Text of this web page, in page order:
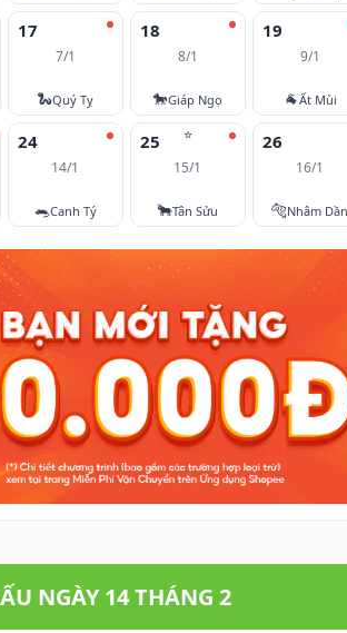
17
7/1
🐍Quý Tỵ
18
8/1
🐎Giáp Ngọ
19
9/1
🐐Ất Mùi
24
14/1
🐀Canh Tý
⭐
25
15/1
🐂Tân Sửu
26
16/1
🐅Nhâm Dần
NGÀY 14 THÁNG 2